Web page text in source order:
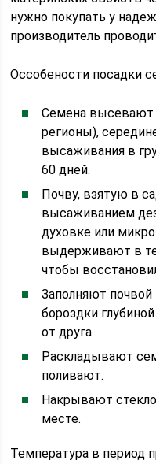
нужно покупать у
производитель
Оссобености посадки
Семена
регионы),
высаживания в
60 дней.
Почву, взятую в
высаживанием
духовке или
выдерживают в
чтобы
Заполняют почвой
бороздки
от друга.
Раскладывают
поливают.
Накрывают
месте.
Температура в период